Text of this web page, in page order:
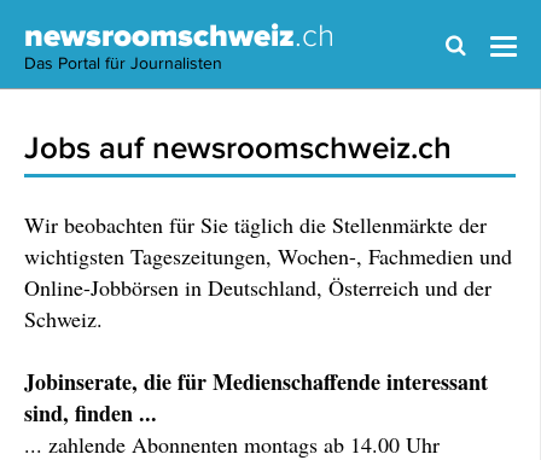
newsroomschweiz.ch
Das Portal für Journalisten
Jobs auf newsroomschweiz.ch
Wir beobachten für Sie täglich die Stellenmärkte der
wichtigsten Tageszeitungen, Wochen-, Fachmedien und
Online-Jobbörsen in Deutschland, Österreich und der
Schweiz.
Jobinserate, die für Medienschaffende interessant
sind, finden ...
... zahlende Abonnenten montags ab 14.00 Uhr